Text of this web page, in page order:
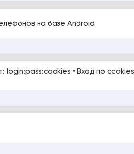
на базе Android
login:pass:cookies • Вход по cookies